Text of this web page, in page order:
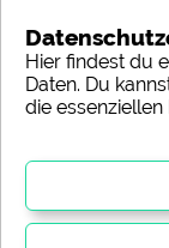
Hier findest du
Daten. Du
die